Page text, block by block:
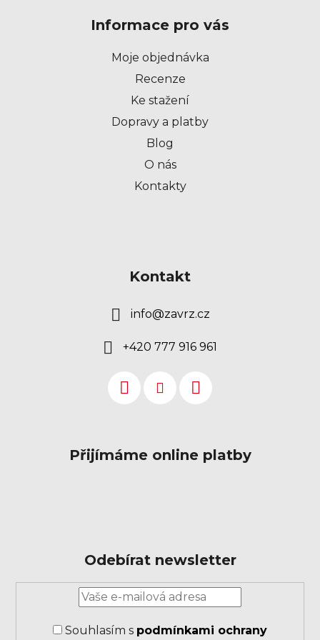
Informace pro vás
Moje objednávka
Recenze
Ke stažení
Dopravy a platby
Blog
O nás
Kontakty
Kontakt
info@zavrz.cz
+420 777 916 961
Přijímáme online platby
Odebírat newsletter
odběruSouhlasím s podmínkami ochrany